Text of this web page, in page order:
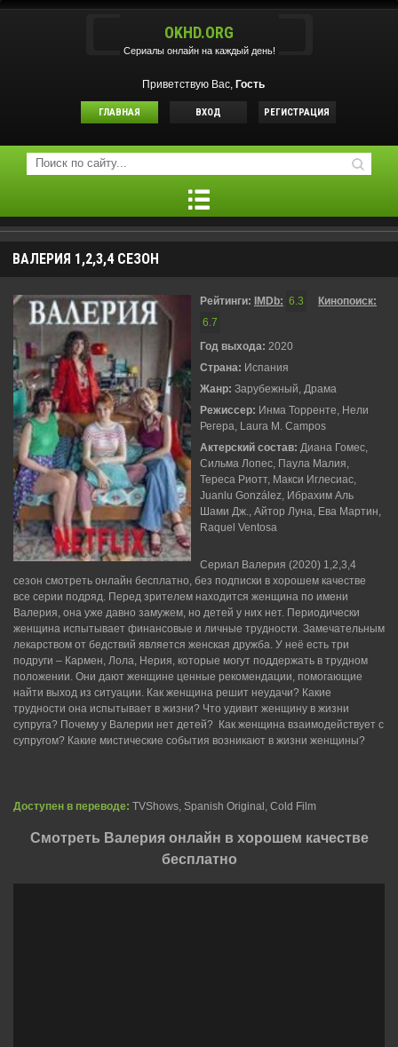
OKHD.ORG
Сериалы онлайн на каждый день!
Приветствую Вас, Гость
ГЛАВНАЯ ВХОД РЕГИСТРАЦИЯ
ВАЛЕРИЯ 1,2,3,4 СЕЗОН
Рейтинги: IMDb: 6.3
Кинопоиск:
6.7
Год выхода: 2020
Страна: Испания
Жанр: Зарубежный, Драма
Режиссер: Инма Торренте, Нели
Регера, Laura M. Campos
Актерский состав: Диана Гомес,
Сильма Лопес, Паула Малия,
Тереса Риотт, Макси Иглесиас,
Juanlu González, Ибрахим Аль
Шами Дж., Айтор Луна, Ева Мартин,
Raquel Ventosa
Сериал Валерия (2020) 1,2,3,4
сезон смотреть онлайн бесплатно, без подписки в хорошем качестве
все серии подряд. Перед зрителем находится женщина по имени
Валерия, она уже давно замужем, но детей у них нет. Периодически
женщина испытывает финансовые и личные трудности. Замечательным
лекарством от бедствий является женская дружба. У неё есть три
подруги – Кармен, Лола, Нерия, которые могут поддержать в трудном
положении. Они дают женщине ценные рекомендации, помогающие
найти выход из ситуации. Как женщина решит неудачи? Какие
трудности она испытывает в жизни? Что удивит женщину в жизни
супруга? Почему у Валерии нет детей? Как женщина взаимодействует с
супругом? Какие мистические события возникают в жизни женщины?
Доступен в переводе: TVShows, Spanish Original, Cold Film
Смотреть Валерия онлайн в хорошем качестве
бесплатно